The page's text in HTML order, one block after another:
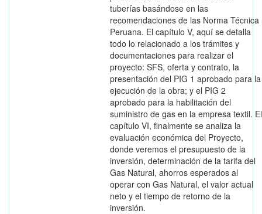
tuberías basándose en las
recomendaciones de las Norma Técnica
Peruana. El capítulo V, aquí se detalla
todo lo relacionado a los trámites y
documentaciones para realizar el
proyecto: SFS, oferta y contrato, la
presentación del PIG 1 aprobado para la
ejecución de la obra; y el PIG 2
aprobado para la habilitación del
suministro de gas en la empresa textil. El
capítulo VI, finalmente se analiza la
evaluación económica del Proyecto,
donde veremos el presupuesto de la
inversión, determinación de la tarifa del
Gas Natural, ahorros esperados al
operar con Gas Natural, el valor actual
neto y el tiempo de retorno de la
inversión.